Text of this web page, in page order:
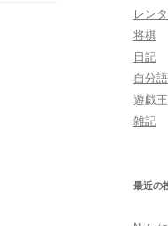
レン
将棋
日記
自分
遊戯
雑記
最近の